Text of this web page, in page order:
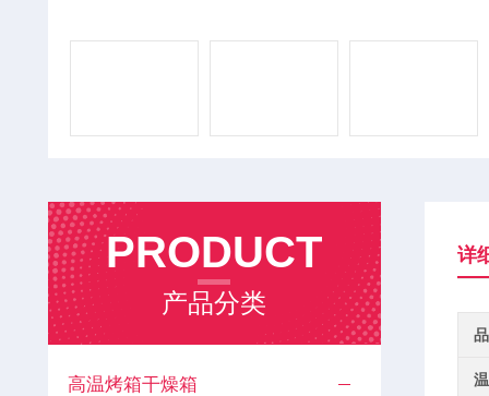
PRODUCT
产品分类
高温烤箱干燥箱
详